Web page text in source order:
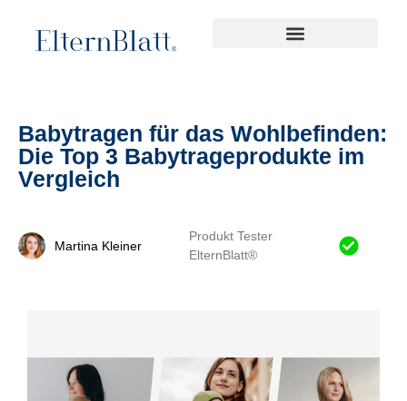
Babytragen für das Wohlbefinden:
Die Top 3 Babytrageprodukte im
Vergleich
Martina Kleiner
Produkt Tester
ElternBlatt®